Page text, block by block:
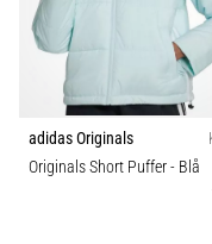
adidas Originals
Originals Short Puffer- Blå